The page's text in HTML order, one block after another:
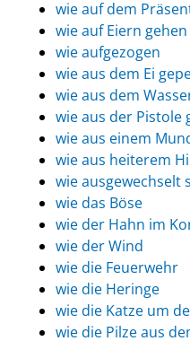
wie auf dem
wie auf Eiern gehen
wie aufgezogen
wie aus dem Ei
wie aus dem
wie aus der Pistole
wie aus einem
wie aus heiterem
wie ausgewechselt
wie das Böse
wie der Hahn im
wie der Wind
wie die Feuerwehr
wie die Heringe
wie die Katze um
wie die Pilze aus